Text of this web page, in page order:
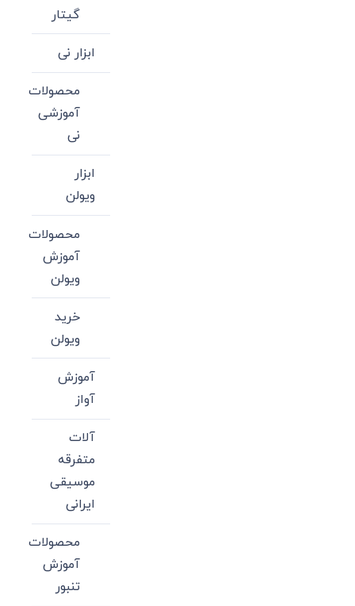
گیتار
ابزار نی
محصولات
آموزشی
نی
ابزار
ویولن
محصولات
آموزش
ویولن
خرید
ویولن
آموزش
آواز
آلات
متفرقه
موسیقی
ایرانی
محصولات
آموزش
تنبور